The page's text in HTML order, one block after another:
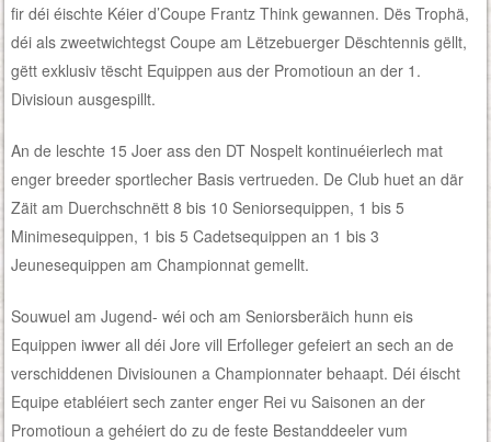
fir déi éischte Kéier d’Coupe Frantz Think gewannen. Dës Trophä,
déi als zweetwichtegst Coupe am Lëtzebuerger Dëschtennis gëllt,
gëtt exklusiv tëscht Equippen aus der Promotioun an der 1.
Divisioun ausgespillt.
An de leschte 15 Joer ass den DT Nospelt kontinuéierlech mat
enger breeder sportlecher Basis vertrueden. De Club huet an där
Zäit am Duerchschnëtt 8 bis 10 Seniorsequippen, 1 bis 5
Minimesequippen, 1 bis 5 Cadetsequippen an 1 bis 3
Jeunesequippen am Championnat gemellt.
Souwuel am Jugend- wéi och am Seniorsberäich hunn eis
Equippen iwwer all déi Jore vill Erfolleger gefeiert an sech an de
verschiddenen Divisiounen a Championnater behaapt. Déi éischt
Equipe etabléiert sech zanter enger Rei vu Saisonen an der
Promotioun a gehéiert do zu de feste Bestanddeeler vum